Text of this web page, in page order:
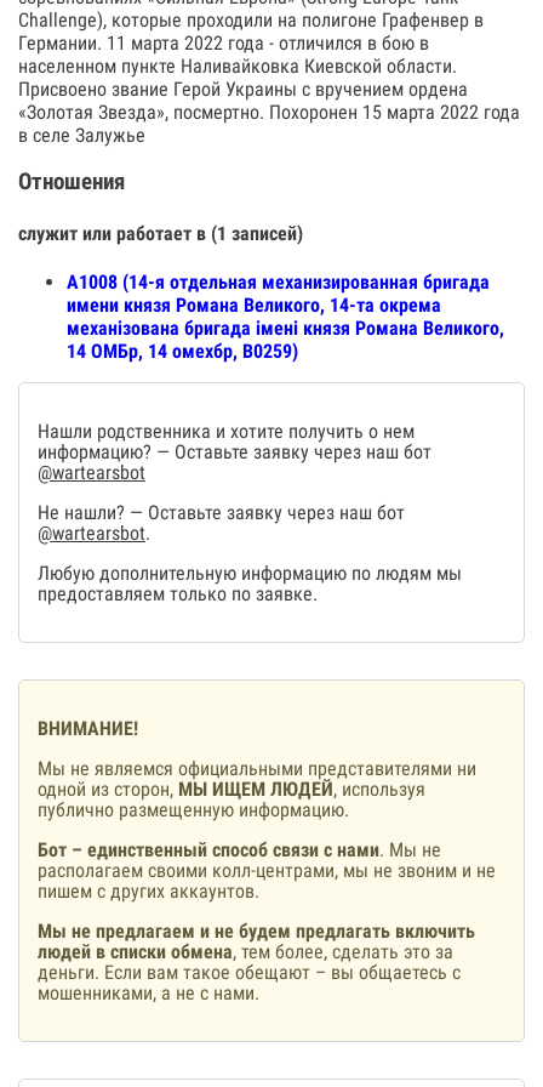
Challenge), которые проходили на полигоне Графенвер в
Германии. 11 марта 2022 года - отличился в бою в
населенном пункте Наливайковка Киевской области.
Присвоено звание Герой Украины с вручением ордена
«Золотая Звезда», посмертно. Похоронен 15 марта 2022 года
в селе Залужье
Отношения
служит или работает в (1 записей)
А1008 (14-я отдельная механизированная бригада
имени князя Романа Великого, 14-та окрема
механізована бригада імені князя Романа Великого,
14 ОМБр, 14 омехбр, В0259)
Нашли родственника и хотите получить о нем
информацию? — Оставьте заявку через наш бот
@wartearsbot
Не нашли? — Оставьте заявку через наш бот
@wartearsbot.
Любую дополнительную информацию по людям мы
предоставляем только по заявке.
ВНИМАНИЕ!
Мы не являемся официальными представителями ни
одной из сторон, МЫ ИЩЕМ ЛЮДЕЙ, используя
публично размещенную информацию.
Бот – единственный способ связи с нами. Мы не
располагаем своими колл-центрами, мы не звоним и не
пишем с других аккаунтов.
Мы не предлагаем и не будем предлагать включить
людей в списки обмена, тем более, сделать это за
деньги. Если вам такое обещают – вы общаетесь с
мошенниками, а не с нами.